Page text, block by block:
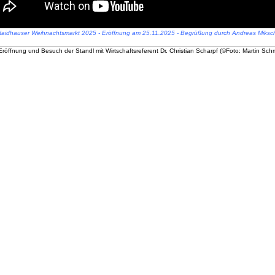
Weihnachtsmarkt 2025 - Eröffnung am 25.11.2025 - Begrüßung durch Andreas